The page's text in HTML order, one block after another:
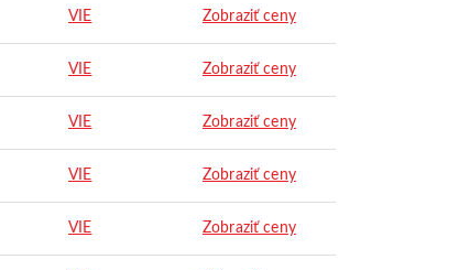
VIE Zobraziť ceny
VIE Zobraziť ceny
VIE Zobraziť ceny
VIE Zobraziť ceny
VIE Zobraziť ceny